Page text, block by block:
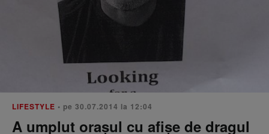
LIFESTYLE • pe 30.07.2014 la 12:04
A umplut orașul cu afișe de dragul